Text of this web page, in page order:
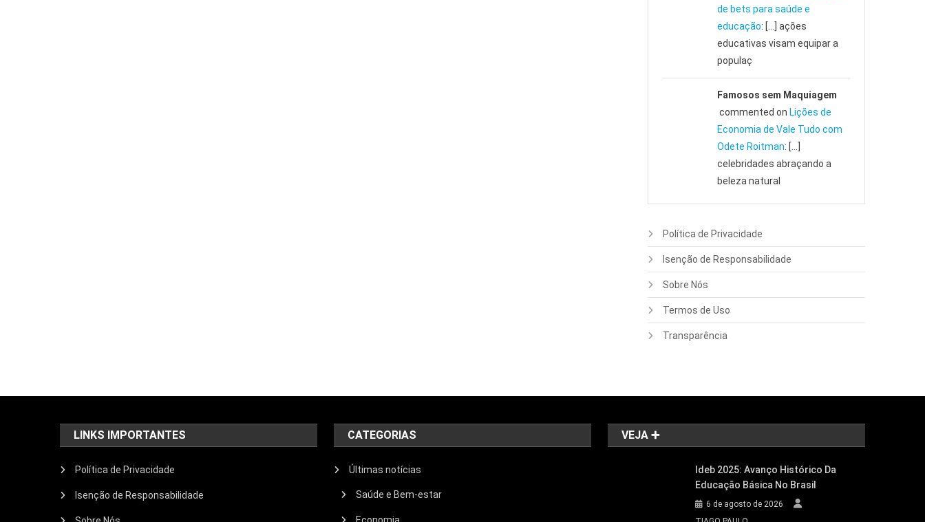
de bets para saúde e
educação: […] ações
educativas visam equipar a
populaç
Famosos sem Maquiagem
commented on Lições de
Economia de Vale Tudo com
Odete Roitman: […]
celebridades abraçando a
beleza natural
Política de Privacidade
Isenção de Responsabilidade
Sobre Nós
Termos de Uso
Transparência
LINKS IMPORTANTES
Política de Privacidade
Isenção de Responsabilidade
CATEGORIAS
Últimas notícias
Saúde e Bem-estar
VEJA ➕
Ideb 2025: Avanço Histórico Da
Educação Básica No Brasil
6 de agosto de 2026